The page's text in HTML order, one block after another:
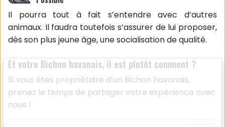
Il pourra tout à fait s’entendre avec d’autres
animaux. Il faudra toutefois s’assurer de lui proposer,
dès son plus jeune âge, une socialisation de qualité.
Et votre Bichon havanais, il est plutôt comment ?
Si vous êtes propriétaire d’un Bichon havanais,
prenez le temps de partager votre expérience avec
nous !